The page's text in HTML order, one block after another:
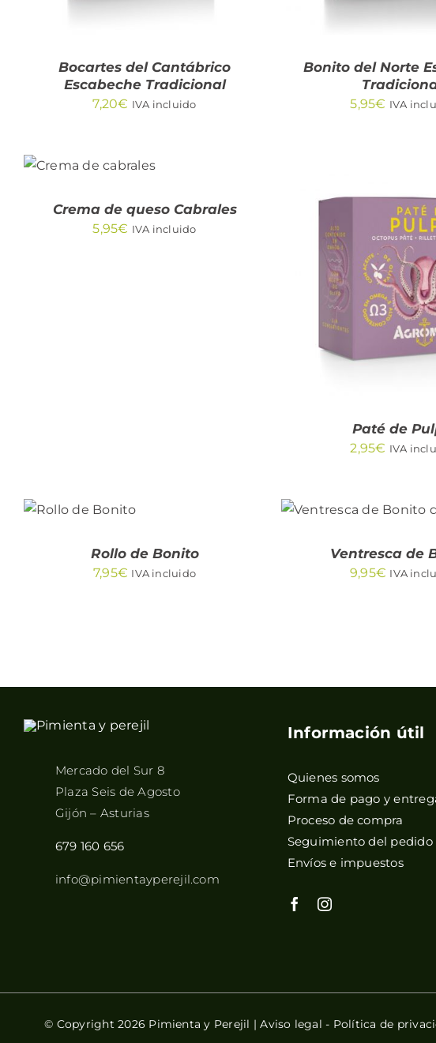
Bocartes del Cantábrico
Escabeche Tradicional
7,20€ IVA incluido
Bonito del Norte
5,95€ IVA
CARRITO
Crema de queso Cabrales
5,95€ IVA incluido
AÑADIR AL
QUICK VIEW
Paté de
2,95€ IVA
CARRITO
VIEWRollo de Bonito
7,95€ IVA incluido
AÑADIR AL CARRITO
Ventresca de
9,95€ IVA
Mercado del Sur 8
Plaza Seis de Agosto
Gijón – Asturias
679 160 656
info@pimientayperejil.com
Información útil
Quienes somos
Forma de pago y
Proceso de compra
Seguimiento del pedido
Envíos e impuestos
© Copyright 2026 Pimienta y Perejil |Aviso legal - Política de